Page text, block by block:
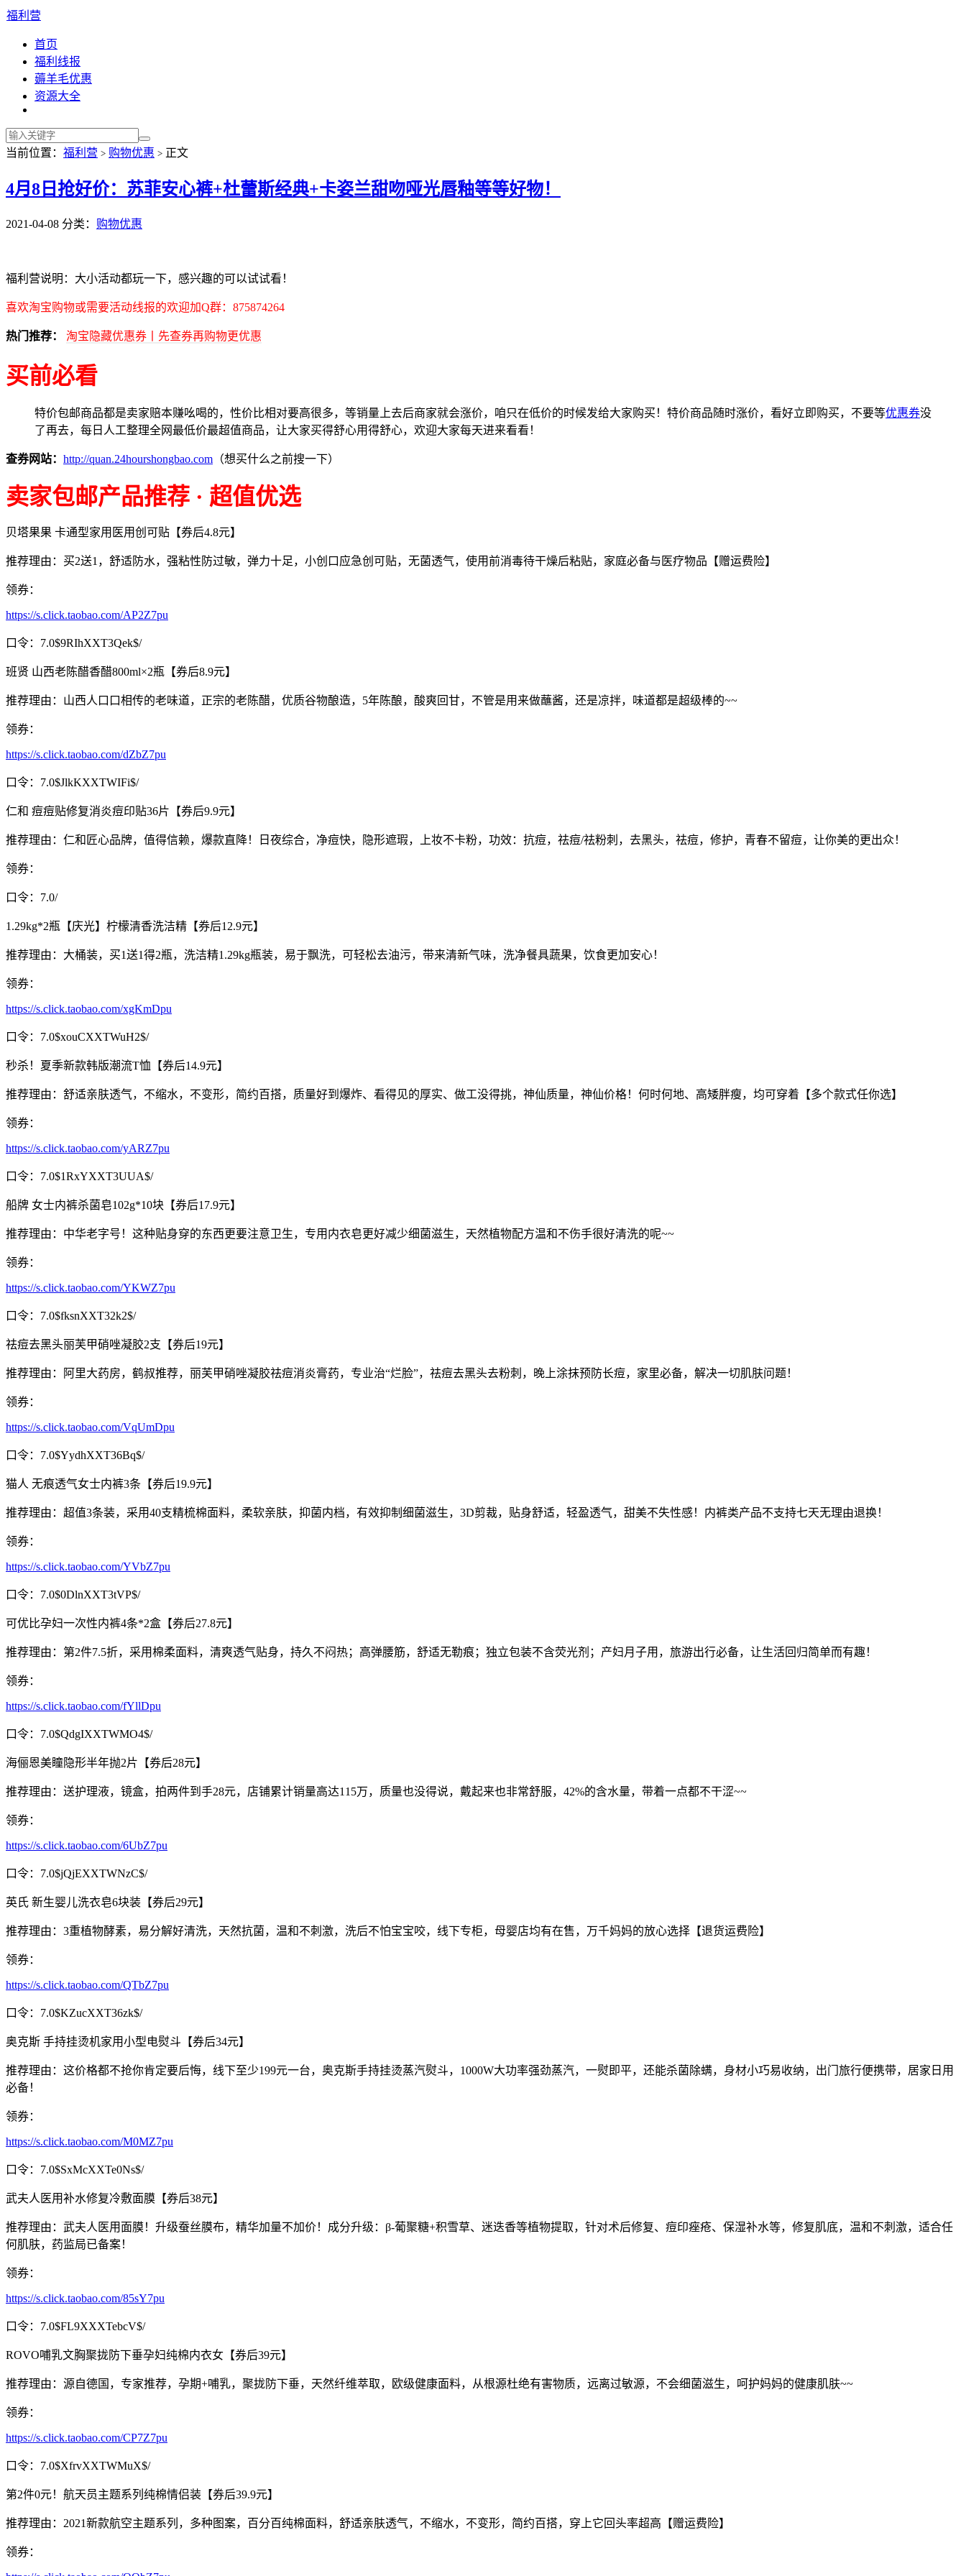
福利营
首页
福利线报
薅羊毛优惠
资源大全
当前位置： 福利营 > 购物优惠 > 正文
4月8日抢好价：苏菲安心裤+杜蕾斯经典+卡姿兰甜吻哑光唇釉等等好物！
2021-04-08 分类： 购物优惠
福利营说明：大小活动都玩一下，感兴趣的可以试试看！
喜欢淘宝购物或需要活动线报的欢迎加Q群：875874264
热门推荐： 淘宝隐藏优惠券丨先查券再购物更优惠
买前必看
特价包邮商品都是卖家赔本赚吆喝的，性价比相对要高很多，等销量上去后商家就会涨价，咱只在低价的时候发给大家购买！特价商品随时涨价，看好立即购买，不要等优惠券没
了再去，每日人工整理全网最低价最超值商品，让大家买得舒心用得舒心，欢迎大家每天进来看看！
查券网站： http://quan.24hourshongbao.com （想买什么之前搜一下）
卖家包邮产品推荐 · 超值优选
贝塔果果 卡通型家用医用创可贴【券后4.8元】
推荐理由：买2送1，舒适防水，强粘性防过敏，弹力十足，小创口应急创可贴，无菌透气，使用前消毒待干燥后粘贴，家庭必备与医疗物品【赠运费险】
领券：
https://s.click.taobao.com/AP2Z7pu
口令：7.0$9RIhXXT3Qek$/
班贤 山西老陈醋香醋800ml×2瓶【券后8.9元】
推荐理由：山西人口口相传的老味道，正宗的老陈醋，优质谷物酿造，5年陈酿，酸爽回甘，不管是用来做蘸酱，还是凉拌，味道都是超级棒的~~
领券：
https://s.click.taobao.com/dZbZ7pu
口令：7.0$JlkKXXTWIFi$/
仁和 痘痘贴修复消炎痘印贴36片【券后9.9元】
推荐理由：仁和匠心品牌，值得信赖，爆款直降！日夜综合，净痘快，隐形遮瑕，上妆不卡粉，功效：抗痘，祛痘/祛粉刺，去黑头，祛痘，修护，青春不留痘，让你美的更出众！
领券：
口令：7.0/
1.29kg*2瓶【庆光】柠檬清香洗洁精【券后12.9元】
推荐理由：大桶装，买1送1得2瓶，洗洁精1.29kg瓶装，易于飘洗，可轻松去油污，带来清新气味，洗净餐具蔬果，饮食更加安心！
领券：
https://s.click.taobao.com/xgKmDpu
口令：7.0$xouCXXTWuH2$/
秒杀！夏季新款韩版潮流T恤【券后14.9元】
推荐理由：舒适亲肤透气，不缩水，不变形，简约百搭，质量好到爆炸、看得见的厚实、做工没得挑，神仙质量，神仙价格！何时何地、高矮胖瘦，均可穿着【多个款式任你选】
领券：
https://s.click.taobao.com/yARZ7pu
口令：7.0$1RxYXXT3UUA$/
船牌 女士内裤杀菌皂102g*10块【券后17.9元】
推荐理由：中华老字号！这种贴身穿的东西更要注意卫生，专用内衣皂更好减少细菌滋生，天然植物配方温和不伤手很好清洗的呢~~
领券：
https://s.click.taobao.com/YKWZ7pu
口令：7.0$fksnXXT32k2$/
祛痘去黑头丽芙甲硝唑凝胶2支【券后19元】
推荐理由：阿里大药房，鹤叔推荐，丽芙甲硝唑凝胶祛痘消炎膏药，专业治“烂脸”，祛痘去黑头去粉刺，晚上涂抹预防长痘，家里必备，解决一切肌肤问题！
领券：
https://s.click.taobao.com/VqUmDpu
口令：7.0$YydhXXT36Bq$/
猫人 无痕透气女士内裤3条【券后19.9元】
推荐理由：超值3条装，采用40支精梳棉面料，柔软亲肤，抑菌内档，有效抑制细菌滋生，3D剪裁，贴身舒适，轻盈透气，甜美不失性感！内裤类产品不支持七天无理由退换！
领券：
https://s.click.taobao.com/YVbZ7pu
口令：7.0$0DlnXXT3tVP$/
可优比孕妇一次性内裤4条*2盒【券后27.8元】
推荐理由：第2件7.5折，采用棉柔面料，清爽透气贴身，持久不闷热；高弹腰筋，舒适无勒痕；独立包装不含荧光剂；产妇月子用，旅游出行必备，让生活回归简单而有趣！
领券：
https://s.click.taobao.com/fYllDpu
口令：7.0$QdgIXXTWMO4$/
海俪恩美瞳隐形半年抛2片【券后28元】
推荐理由：送护理液，镜盒，拍两件到手28元，店铺累计销量高达115万，质量也没得说，戴起来也非常舒服，42%的含水量，带着一点都不干涩~~
领券：
https://s.click.taobao.com/6UbZ7pu
口令：7.0$jQjEXXTWNzC$/
英氏 新生婴儿洗衣皂6块装【券后29元】
推荐理由：3重植物酵素，易分解好清洗，天然抗菌，温和不刺激，洗后不怕宝宝咬，线下专柜，母婴店均有在售，万千妈妈的放心选择【退货运费险】
领券：
https://s.click.taobao.com/QTbZ7pu
口令：7.0$KZucXXT36zk$/
奥克斯 手持挂烫机家用小型电熨斗【券后34元】
推荐理由：这价格都不抢你肯定要后悔，线下至少199元一台，奥克斯手持挂烫蒸汽熨斗，1000W大功率强劲蒸汽，一熨即平，还能杀菌除螨，身材小巧易收纳，出门旅行便携带，居家日用
必备！
领券：
https://s.click.taobao.com/M0MZ7pu
口令：7.0$SxMcXXTe0Ns$/
武夫人医用补水修复冷敷面膜【券后38元】
推荐理由：武夫人医用面膜！升级蚕丝膜布，精华加量不加价！成分升级：β-葡聚糖+积雪草、迷迭香等植物提取，针对术后修复、痘印痤疮、保湿补水等，修复肌底，温和不刺激，适合任
何肌肤，药监局已备案！
领券：
https://s.click.taobao.com/85sY7pu
口令：7.0$FL9XXXTebcV$/
ROVO哺乳文胸聚拢防下垂孕妇纯棉内衣女【券后39元】
推荐理由：源自德国，专家推荐，孕期+哺乳，聚拢防下垂，天然纤维萃取，欧级健康面料，从根源杜绝有害物质，远离过敏源，不会细菌滋生，呵护妈妈的健康肌肤~~
领券：
https://s.click.taobao.com/CP7Z7pu
口令：7.0$XfrvXXTWMuX$/
第2件0元！航天员主题系列纯棉情侣装【券后39.9元】
推荐理由：2021新款航空主题系列，多种图案，百分百纯棉面料，舒适亲肤透气，不缩水，不变形，简约百搭，穿上它回头率超高【赠运费险】
领券：